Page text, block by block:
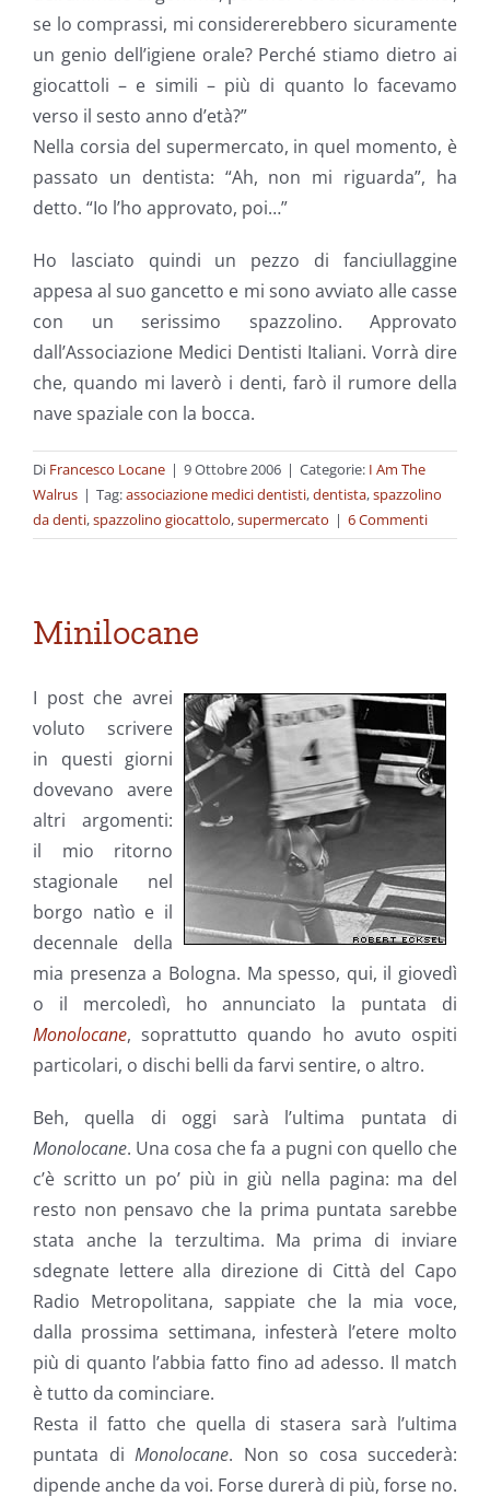
se lo comprassi, mi considererebbero sicuramente
un genio dell’igiene orale? Perché stiamo dietro ai
giocattoli – e simili – più di quanto lo facevamo
verso il sesto anno d’età?”
Nella corsia del supermercato, in quel momento, è
passato un dentista: “Ah, non mi riguarda”, ha
detto. “Io l’ho approvato, poi…”
Ho lasciato quindi un pezzo di fanciullaggine
appesa al suo gancetto e mi sono avviato alle casse
con un serissimo spazzolino. Approvato
dall’Associazione Medici Dentisti Italiani. Vorrà dire
che, quando mi laverò i denti, farò il rumore della
nave spaziale con la bocca.
Di Francesco Locane | 9 Ottobre 2006 | Categorie: I Am The
Walrus | Tag:associazione medici dentisti,dentista,spazzolino
da denti,spazzolino giocattolo,supermercato | 6 Commenti
Minilocane
I post che avrei
voluto scrivere
in questi giorni
dovevano avere
altri argomenti:
il mio ritorno
stagionale nel
borgo natìo e il
decennale della
mia presenza a Bologna. Ma spesso, qui, il giovedì
o il mercoledì, ho annunciato la puntata di
Monolocane, soprattutto quando ho avuto ospiti
particolari, o dischi belli da farvi sentire, o altro.
Beh, quella di oggi sarà l’ultima puntata di
Monolocane. Una cosa che fa a pugni con quello che
c’è scritto un po’ più in giù nella pagina: ma del
resto non pensavo che la prima puntata sarebbe
stata anche la terzultima. Ma prima di inviare
sdegnate lettere alla direzione di Città del Capo
Radio Metropolitana, sappiate che la mia voce,
dalla prossima settimana, infesterà l’etere molto
più di quanto l’abbia fatto fino ad adesso. Il match
è tutto da cominciare.
Resta il fatto che quella di stasera sarà l’ultima
puntata di Monolocane. Non so cosa succederà:
dipende anche da voi. Forse durerà di più, forse no.